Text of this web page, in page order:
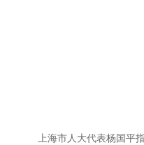
上海市人大代表杨国平